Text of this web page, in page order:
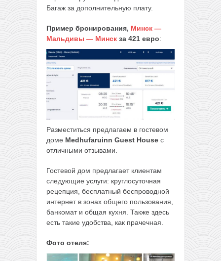
Багаж за дополнительную плату.
Пример бронирования, Минск —
Мальдивы — Минск за 421 евро:
Разместиться предлагаем в гостевом
доме Medhufaruinn Guest House с
отличными отзывами.
Гостевой дом предлагает клиентам
следующие услуги: круглосуточная
рецепция, бесплатный беспроводной
интернет в зонах общего пользования,
банкомат и общая кухня. Также здесь
есть такие удобства, как прачечная.
Фото отеля: